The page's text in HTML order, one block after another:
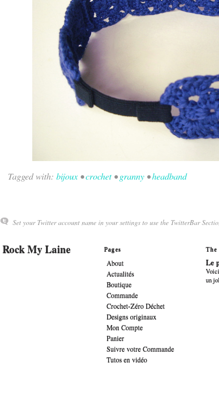
Tagged with: bijoux•crochet•granny •headband
Set your Twitter account name in your settings to use the TwitterBar
Rock My Laine Pages
About
Actualités
Boutique
Commande
Crochet-Zéro Déchet
Designs originaux
Mon Compte
Panier
Suivre votre Commande
Tutos en vidéo
The
Le
un